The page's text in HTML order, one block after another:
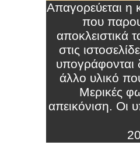
Απαγορεύεται η
που
αποκλειστικά
στις
άλλο υλικό
Μερικές
απεικόνιση. Οι